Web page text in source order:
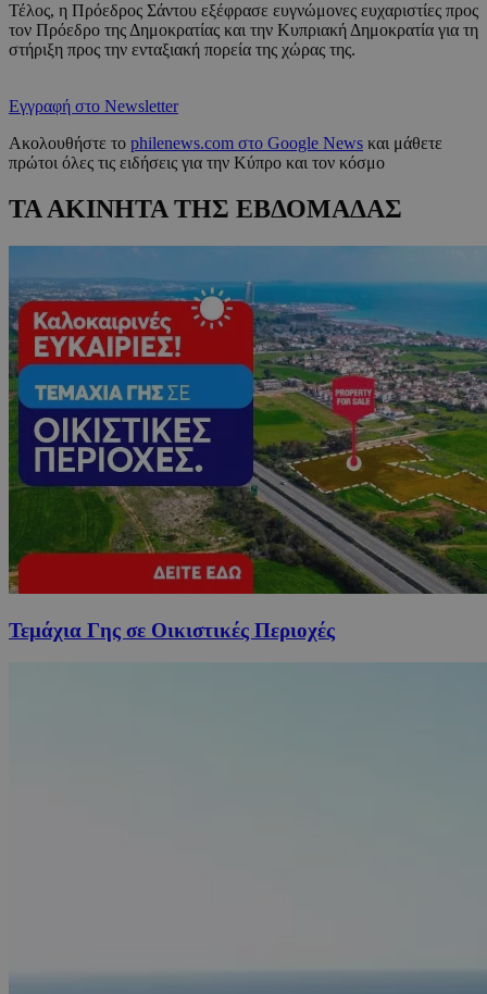
Τέλος, η Πρόεδρος Σάντου εξέφρασε ευγνώμονες ευχαριστίες προς
τον Πρόεδρο της Δημοκρατίας και την Κυπριακή Δημοκρατία για τη
στήριξη προς την ενταξιακή πορεία της χώρας της.
Εγγραφή στο Newsletter
Ακολουθήστε το philenews.com στο Google News και μάθετε
πρώτοι όλες τις ειδήσεις για την Κύπρο και τον κόσμο
ΤΑ ΑΚΙΝΗΤΑ ΤΗΣ ΕΒΔΟΜΑΔΑΣ
Τεμάχια Γης σε Οικιστικές Περιοχές